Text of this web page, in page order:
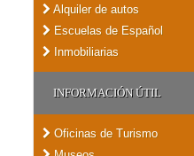
Alquiler de autos
Escuelas de Español
Inmobiliarias
INFORMACIÓN ÚTIL
Oficinas de Turismo